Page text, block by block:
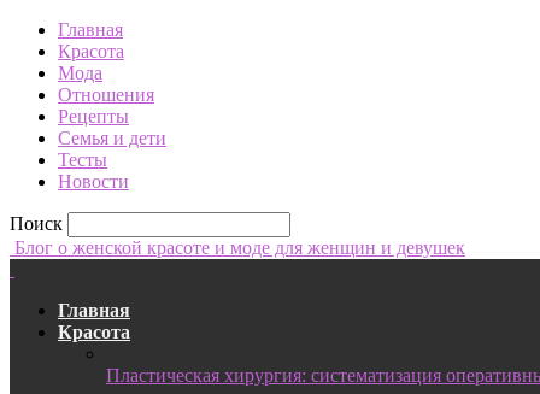
Главная
Красота
Мода
Отношения
Рецепты
Семья и дети
Тесты
Новости
Поиск
Блог о женской красоте и моде для женщин и девушек
Главная
Красота
Пластическая хирургия: систематизация